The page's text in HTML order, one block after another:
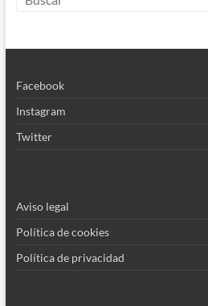
Facebook
Instagram
Twitter
Aviso legal
Política de cookies
Política de privacidad